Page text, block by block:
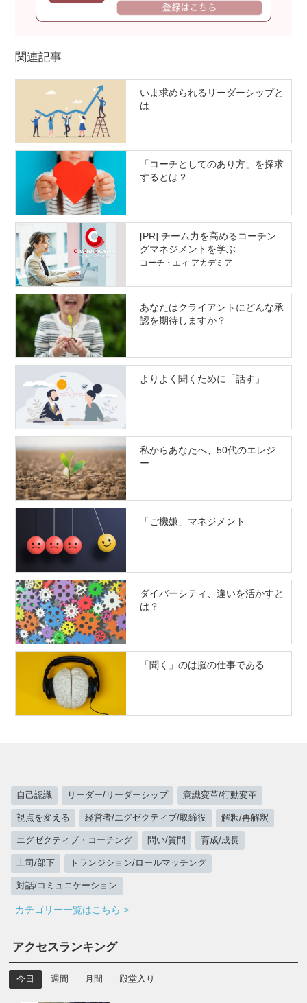
関連記事
いま求められるリーダーシップと
は
「コーチとしてのあり方」を探求
するとは？
[PR] チーム力を高めるコーチン
グマネジメントを学ぶ
コーチ・エィ アカデミア
あなたはクライアントにどんな承
認を期待しますか？
よりよく聞くために「話す」
私からあなたへ、50代のエレジ
ー
「ご機嫌」マネジメント
ダイバーシティ、違いを活かすと
は？
「聞く」のは脳の仕事である
自己認識 リーダー/リーダーシップ 意識変革/行動変革
視点を変える 経営者/エグゼクティブ/取締役 解釈/再解釈
エグゼクティブ・コーチング 問い/質問 育成/成長
上司/部下 トランジション/ロールマッチング
対話/コミュニケーション
カテゴリー一覧はこちら >
アクセスランキング
今日 週間 月間 殿堂入り